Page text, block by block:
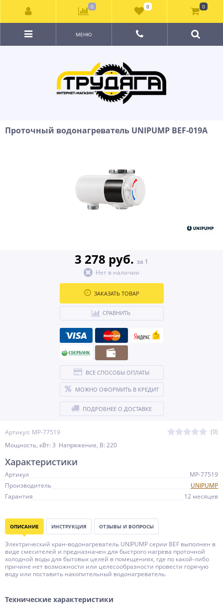
МЕНЮ
Проточный водонагреватель UNIPUMP BEF-019A
Артикул: MP-77519
(0)
Мощность, кВт: 3 Напряжение, В: 220
3 278 руб. за 1
Нет в наличии
ЗАКАЗАТЬ ТОВАР
СРАВНИТЬ
ВСЕ СПОСОБЫ ОПЛАТЫ
МОЖНО ОФОРМИТЬ В КРЕДИТ
ПОДРОБНЕЕ О ДОСТАВКЕ
Характеристики
Артикул
MP-77519
Производитель
UNIPUMP
Гарантия
12 месяцев
ОПИСАНИЕ ИНСТРУКЦИЯ ОТЗЫВЫ И ВОПРОСЫ
Электрический кран-водонагреватель UNIPUMP серии BEF выполнен в
виде смесителей и предназначен для быстрого нагрева проточной
холодной воды для бытовых целей в помещениях, где по какой-либо
причине нет возможности или целесообразности провести горячую
воду или поставить накопительный водонагреватель.
Технические характеристики
0 0 0